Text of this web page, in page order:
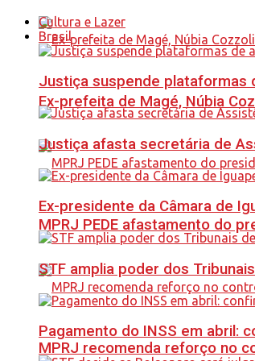
Ex-prefeita de Magé, Núbia
MPRJ PEDE afastamento do
MPRJ recomenda reforço no
Cultura e Lazer
Brasil
Justiça suspende plataformas
Justiça afasta secretária de
Ex-presidente da Câmara de
STF amplia poder dos
Pagamento do INSS em abril: